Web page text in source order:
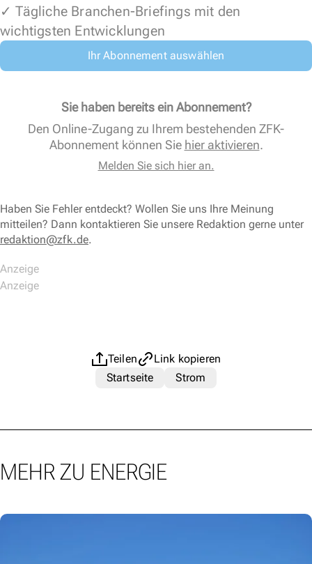
✓ Tägliche Branchen-Briefings mit den
wichtigsten Entwicklungen
Ihr Abonnement auswählen
Sie haben bereits ein Abonnement?
Den Online-Zugang zu Ihrem bestehenden ZFK-
Abonnement können Sie hier aktivieren.
Melden Sie sich hier an.
Haben Sie Fehler entdeckt? Wollen Sie uns Ihre Meinung
mitteilen? Dann kontaktieren Sie unsere Redaktion gerne unter
redaktion@zfk.de.
Teilen
Link kopieren
Startseite
Strom
MEHR ZU ENERGIE